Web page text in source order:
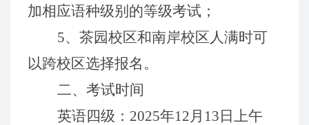
加相应语种级别的等级考试 ；
5、茶园校区和南岸校区人满时可
以跨校区选择报名。
二、考试时间
英语四级： 2025年12月 13 日上午